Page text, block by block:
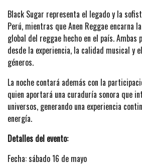
Black Sugar representa el legado y la
Perú, mientras que Anen Reggae encarna
global del reggae hecho en el país. Ambas
desde la experiencia, la calidad musical y
géneros.
La noche contará además con la
quien aportará una curaduría sonora que
universos, generando una experiencia
energía.
Detalles del evento:
Fecha: sábado 16 de mayo